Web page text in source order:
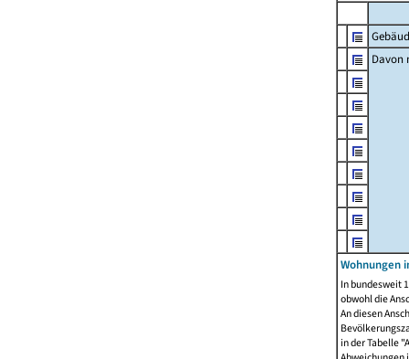
Davon
Wohnungen
In bundesweit
obwohl die
An diesen
in der Tabelle